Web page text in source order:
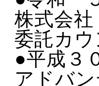
株式会
委託カ
●平成３
アドバ